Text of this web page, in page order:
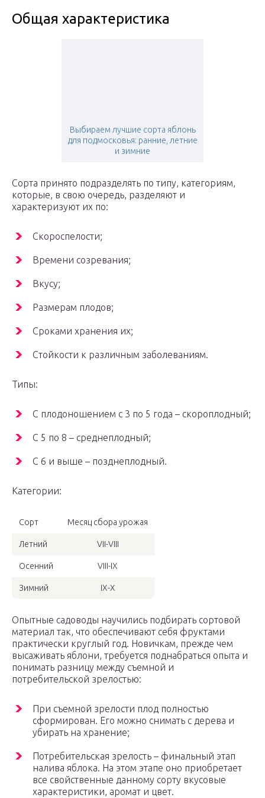
Общая характеристика
Выбираем лучшие сорта яблонь
для подмосковья: ранние, летние
и зимние
Сорта принято подразделять по типу, категориям,
которые, в свою очередь, разделяют и
характеризуют их по:
Скороспелости;
Времени созревания;
Вкусу;
Размерам плодов;
Сроками хранения их;
Стойкости к различным заболеваниям.
Типы:
С плодоношением с 3 по 5 года – скороплодный;
С 5 по 8 – среднеплодный;
С 6 и выше – позднеплодный.
Категории:
Сорт Месяц сбора урожая
Летний VII-VIII
Осенний VIII-IX
Зимний IX-X
Опытные садоводы научились подбирать сортовой
материал так, что обеспечивают себя фруктами
практически круглый год. Новичкам, прежде чем
высаживать яблони, требуется поднабраться опыта и
понимать разницу между съемной и
потребительской зрелостью:
При съемной зрелости плод полностью
сформирован. Его можно снимать с дерева и
убирать на хранение;
Потребительская зрелость – финальный этап
налива яблока. На этом этапе оно приобретает
все свойственные данному сорту вкусовые
характеристики, аромат и цвет.